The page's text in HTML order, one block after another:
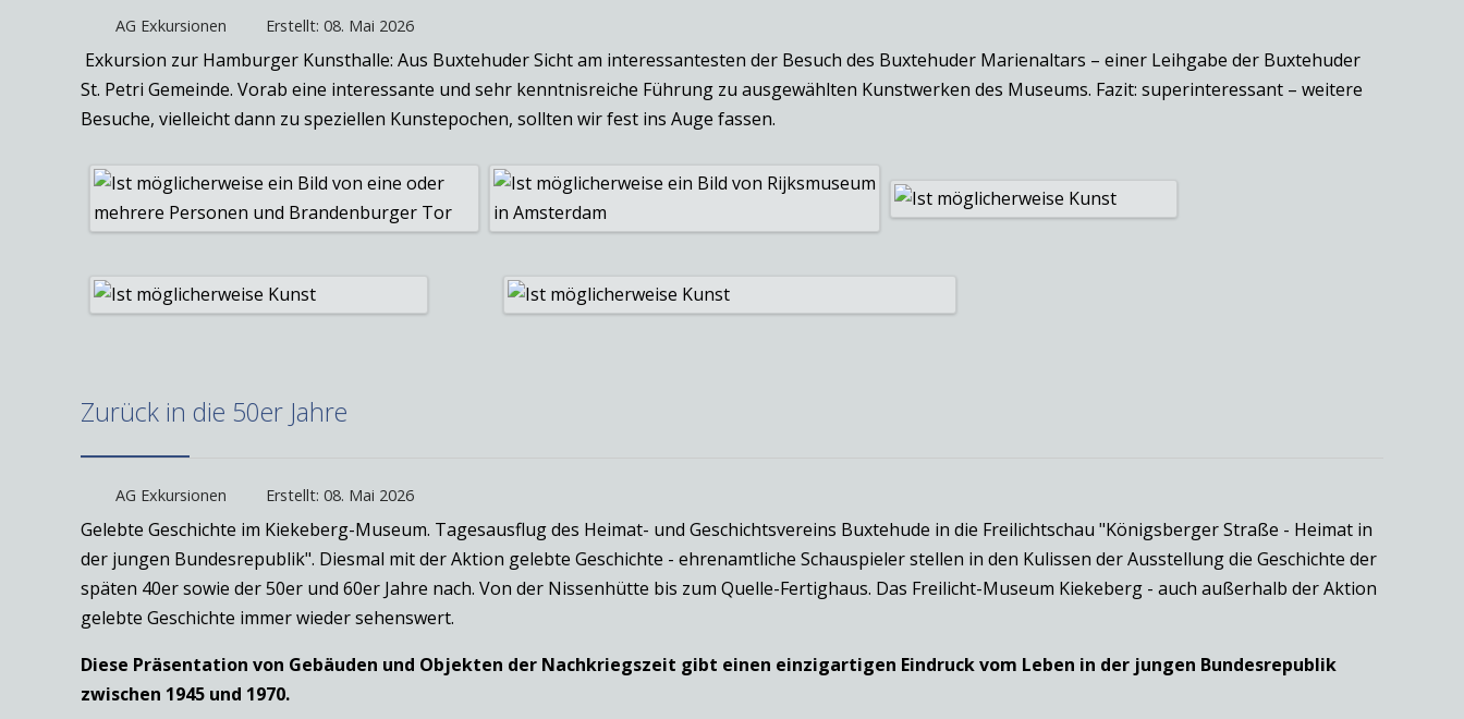
AG Exkursionen Erstellt: 08. Mai 2026
Exkursion zur Hamburger Kunsthalle: Aus Buxtehuder Sicht am interessantesten der Besuch des Buxtehuder Marienaltars – einer Leihgabe der Buxtehuder
St. Petri Gemeinde. Vorab eine interessante und sehr kenntnisreiche Führung zu ausgewählten Kunstwerken des Museums. Fazit: superinteressant – weitere
Besuche, vielleicht dann zu speziellen Kunstepochen, sollten wir fest ins Auge fassen.
Zurück in die 50er Jahre
AG Exkursionen Erstellt: 08. Mai 2026
Gelebte Geschichte im Kiekeberg-Museum. Tagesausflug des Heimat- und Geschichtsvereins Buxtehude in die Freilichtschau "Königsberger Straße - Heimat in
der jungen Bundesrepublik". Diesmal mit der Aktion gelebte Geschichte - ehrenamtliche Schauspieler stellen in den Kulissen der Ausstellung die Geschichte der
späten 40er sowie der 50er und 60er Jahre nach. Von der Nissenhütte bis zum Quelle-Fertighaus. Das Freilicht-Museum Kiekeberg - auch außerhalb der Aktion
gelebte Geschichte immer wieder sehenswert.
Diese Präsentation von Gebäuden und Objekten der Nachkriegszeit gibt einen einzigartigen Eindruck vom Leben in der jungen Bundesrepublik
zwischen 1945 und 1970.